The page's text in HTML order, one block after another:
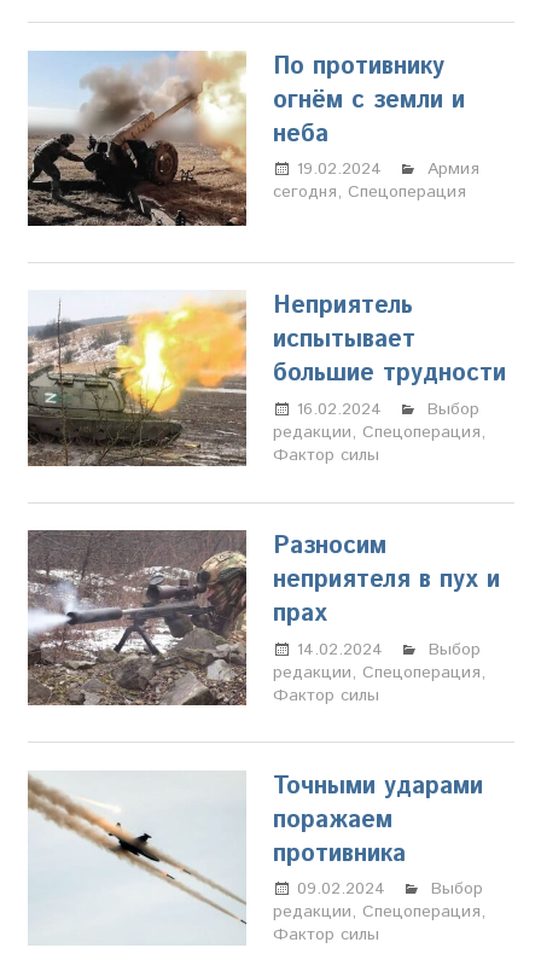
По противнику
огнём с земли и
неба
19.02.2024
Марина
Щербакова
Армия
сегодня, Спецоперация
Неприятель
испытывает
большие трудности
16.02.2024
Марина
Щербакова
Выбор
редакции, Спецоперация,
Фактор силы
Разносим
неприятеля в пух и
прах
14.02.2024
Марина
Щербакова
Выбор
редакции, Спецоперация,
Фактор силы
Точными ударами
поражаем
противника
09.02.2024
Марина
Щербакова
Выбор
редакции, Спецоперация,
Фактор силы